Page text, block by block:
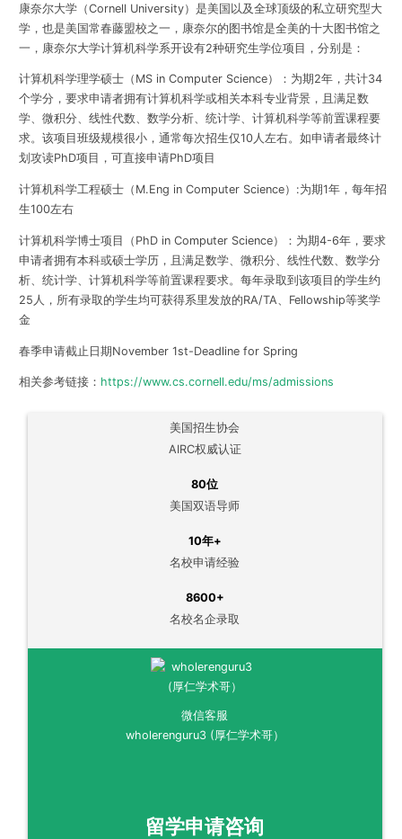
康奈尔大学（Cornell University）是美国以及全球顶级的私立研究型大
学，也是美国常春藤盟校之一，康奈尔的图书馆是全美的十大图书馆之
一，康奈尔大学计算机科学系开设有2种研究生学位项目，分别是：
计算机科学理学硕士（MS in Computer Science）：为期2年，共计34
个学分，要求申请者拥有计算机科学或相关本科专业背景，且满足数
学、微积分、线性代数、数学分析、统计学、计算机科学等前置课程要
求。该项目班级规模很小，通常每次招生仅10人左右。如申请者最终计
划攻读PhD项目，可直接申请PhD项目
计算机科学工程硕士（M.Eng in Computer Science）:为期1年，每年招
生100左右
计算机科学博士项目（PhD in Computer Science）：为期4-6年，要求
申请者拥有本科或硕士学历，且满足数学、微积分、线性代数、数学分
析、统计学、计算机科学等前置课程要求。每年录取到该项目的学生约
25人，所有录取的学生均可获得系里发放的RA/TA、Fellowship等奖学
金
春季申请截止日期November 1st-Deadline for Spring
相关参考链接： https://www.cs.cornell.edu/ms/admissions
美国招生协会
AIRC权威认证
80位
美国双语导师
10年+
名校申请经验
8600+
名校名企录取
微信客服
wholerenguru3 (厚仁学术哥）
留学申请咨询